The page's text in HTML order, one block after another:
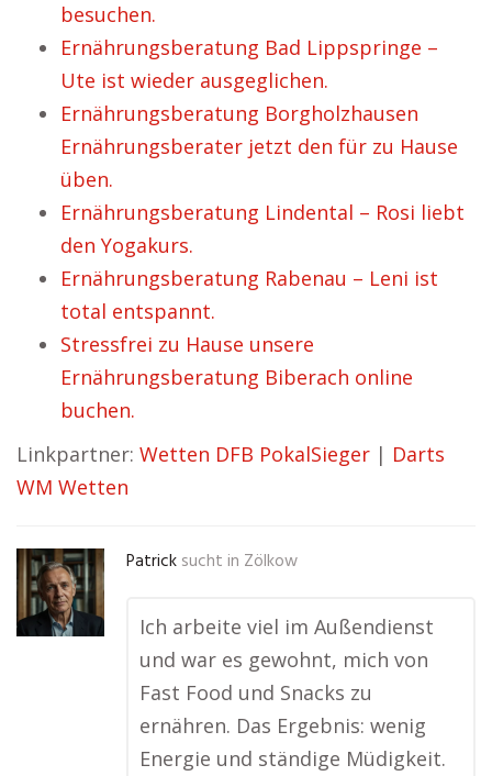
besuchen.
Ernährungsberatung Bad Lippspringe –
Ute ist wieder ausgeglichen.
Ernährungsberatung Borgholzhausen
Ernährungsberater jetzt den für zu Hause
üben.
Ernährungsberatung Lindental – Rosi liebt
den Yogakurs.
Ernährungsberatung Rabenau – Leni ist
total entspannt.
Stressfrei zu Hause unsere
Ernährungsberatung Biberach online
buchen.
Linkpartner: Wetten DFB PokalSieger | Darts
WM Wetten
Patrick sucht in Zölkow
Ich arbeite viel im Außendienst
und war es gewohnt, mich von
Fast Food und Snacks zu
ernähren. Das Ergebnis: wenig
Energie und ständige Müdigkeit.